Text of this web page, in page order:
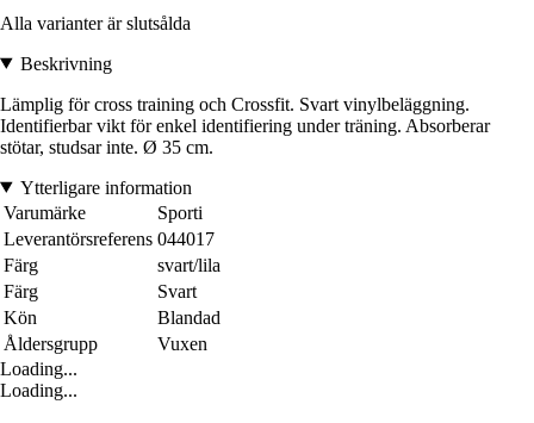
Alla varianter är slutsålda
Beskrivning
Lämplig för cross training och Crossfit. Svart vinylbeläggning.
Identifierbar vikt för enkel identifiering under träning. Absorberar
stötar, studsar inte. Ø 35 cm.
Ytterligare information
Varumärke
Sporti
Leverantörsreferens 044017
Färg
svart/lila
Färg
Svart
Kön
Blandad
Åldersgrupp
Vuxen
Loading...
Loading...